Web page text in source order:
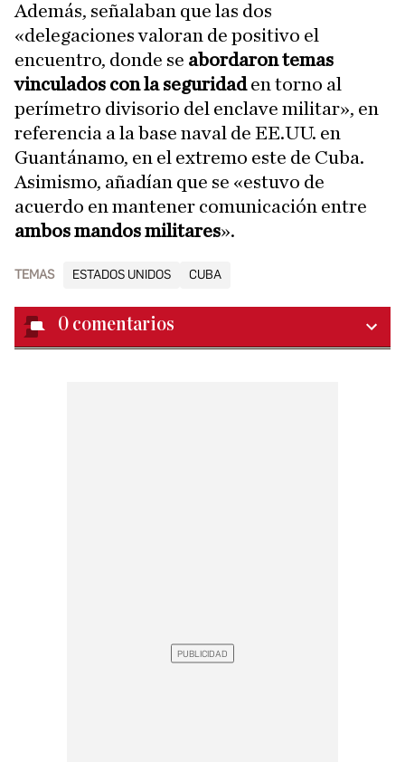
Además, señalaban que las dos
«delegaciones valoran de positivo el
encuentro, donde se abordaron temas
vinculados con la seguridaden torno al
perímetro divisorio del enclave militar», en
referencia a la base naval de EE.UU. en
Guantánamo, en el extremo este de Cuba.
Asimismo, añadían que se «estuvo de
acuerdo en mantener comunicación entre
ambos mandos militares».
TEMAS ESTADOS UNIDOS CUBA
0 comentarios